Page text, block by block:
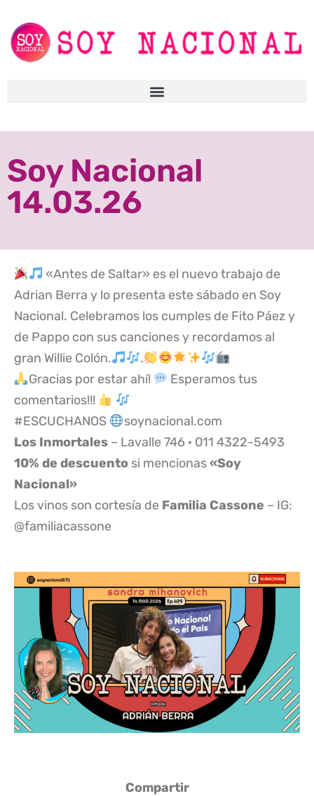
Soy Nacional
14.03.26
«Antes de Saltar» es el nuevo trabajo de
Adrian Berra y lo presenta este sábado en Soy
Nacional. Celebramos los cumples de Fito Páez y
de Pappo con sus canciones y recordamos al
gran Willie Colón.
.
Gracias por estar ahí!
Esperamos tus
comentarios!!!
#ESCUCHANOS
soynacional.com
Los Inmortales – Lavalle 746 · 011 4322-5493
10% de descuento si mencionas«Soy
Nacional»
Los vinos son cortesía de Familia Cassone – IG:
@familiacassone
Compartir